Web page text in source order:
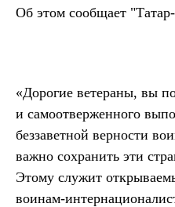
Об этом сообщает
«Дорогие ветераны, вы
и самоотверженного
беззаветной верности
важно сохранить эти
Этому служит
воинам-